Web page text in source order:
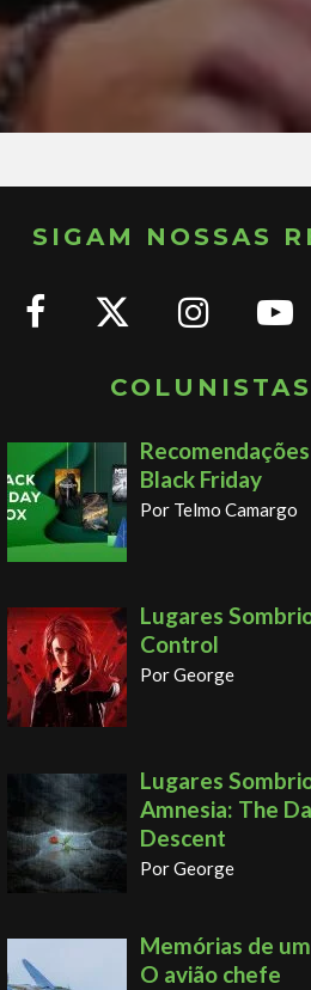
SIGAM NOSSAS
COLUNISTAS
Black Friday
Por Telmo Camargo
Lugares
Control
Por George
Lugares
Amnesia: The
Descent
Por George
Memórias de
O avião chefe